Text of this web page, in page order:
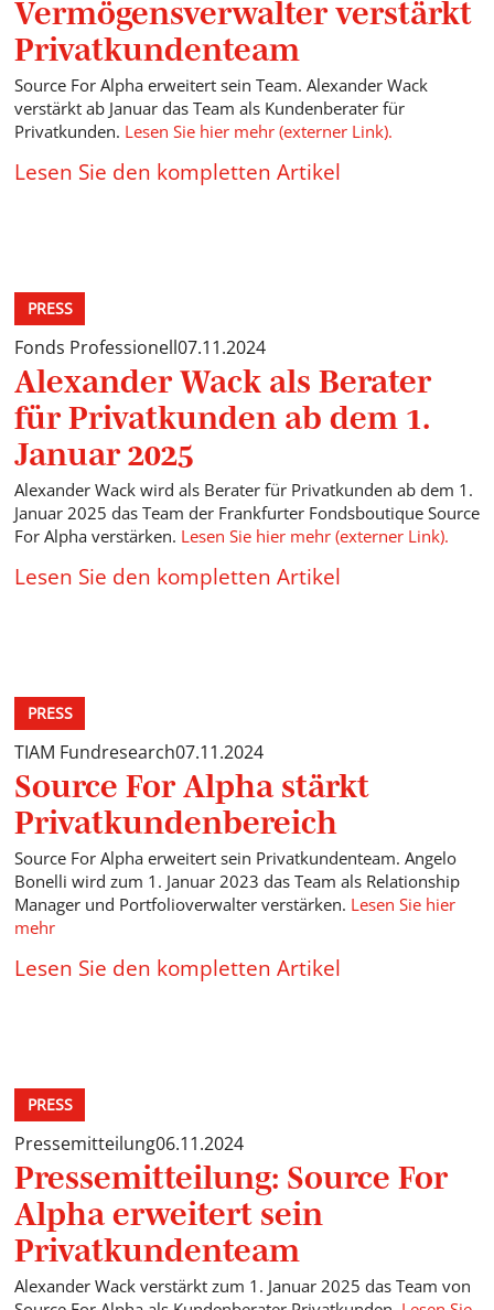
Vermögensverwalter verstärkt
Privatkundenteam
Source For Alpha erweitert sein Team. Alexander Wack
verstärkt ab Januar das Team als Kundenberater für
Privatkunden. Lesen Sie hier mehr (externer Link).
Lesen Sie den kompletten Artikel
PRESS
Fonds Professionell07.11.2024
Alexander Wack als Berater
für Privatkunden ab dem 1.
Januar 2025
Alexander Wack wird als Berater für Privatkunden ab dem 1.
Januar 2025 das Team der Frankfurter Fondsboutique Source
For Alpha verstärken. Lesen Sie hier mehr (externer Link).
Lesen Sie den kompletten Artikel
PRESS
TIAM Fundresearch07.11.2024
Source For Alpha stärkt
Privatkundenbereich
Source For Alpha erweitert sein Privatkundenteam. Angelo
Bonelli wird zum 1. Januar 2023 das Team als Relationship
Manager und Portfolioverwalter verstärken. Lesen Sie hier
mehr
Lesen Sie den kompletten Artikel
PRESS
Pressemitteilung06.11.2024
Pressemitteilung: Source For
Alpha erweitert sein
Privatkundenteam
Alexander Wack verstärkt zum 1. Januar 2025 das Team von